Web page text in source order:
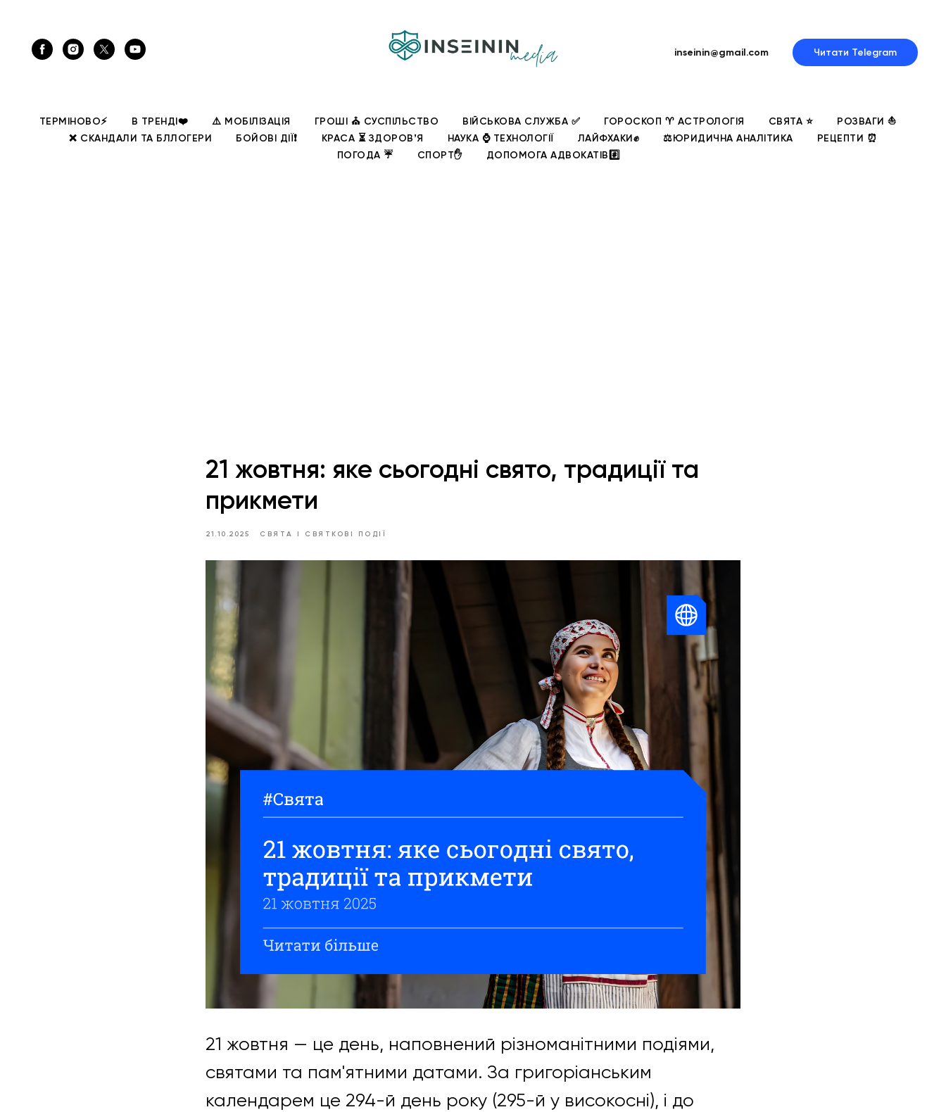
inseinin@gmail.com Читати Telegram
ТЕРМІНОВО⚡ В ТРЕНДІ❤️ ⚠️ МОБІЛІЗАЦІЯ ГРОШІ ⛪ СУСПІЛЬСТВО ВІЙСЬКОВА СЛУЖБА ✅ ГОРОСКОП ♈ АСТРОЛОГІЯ СВЯТА ⭐
РОЗВАГИ ⛵
❌ СКАНДАЛИ ТА БЛЛОГЕРИ
БОЙОВІ ДІЇ❗ КРАСА ⏳ ЗДОРОВʼЯ НАУКА ⌚ ТЕХНОЛОГІЇ ЛАЙФХАКИ✊ ⚖️ЮРИДИЧНА АНАЛІТИКА
РЕЦЕПТИ ⏰
ПОГОДА ☔
СПОРТ✋ ДОПОМОГА АДВОКАТІВ#️⃣
21 жовтня: яке сьогодні свято, традиції та
прикмети
21.10.2025 СВЯТА І СВЯТКОВІ ПОДІЇ
21 жовтня — це день, наповнений різноманітними подіями,
святами та пам'ятними датами. За григоріанським
календарем це 294-й день року (295-й у високосні), і до